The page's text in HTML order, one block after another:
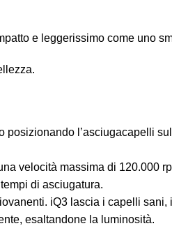
e leggerissimo come uno
l’asciugacapelli
velocità massima di 120.000
di asciugatura.
iQ3 lascia i capelli sani,
esaltandone la luminosità.